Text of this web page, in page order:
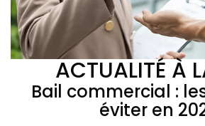
ACTUALITÉ À
Bail commercial :
éviter en